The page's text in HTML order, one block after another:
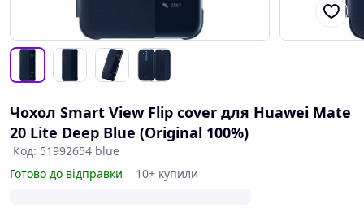
Чохол Smart View Flip cover для Huawei Mate
20 Lite Deep Blue (Original 100%)
Код: 51992654 blue
Готово до відправки
10+ купили